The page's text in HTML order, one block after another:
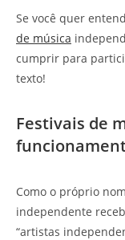
Se você quer
de música
cumprir para
texto!
Festivais de
Como o próprio
independente
“artistas